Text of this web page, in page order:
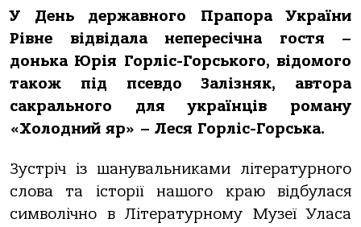
У День державного Прапора України
Рівне відвідала непересічна гостя –
донька Юрія Горліс-Горського, відомого
також під псевдо Залізняк, автора
сакрального для українців роману
«Холодний яр» – Леся Горліс-Горська.
Зустріч із шанувальниками літературного
слова та історії нашого краю відбулася
символічно в Літературному Музеї Уласа